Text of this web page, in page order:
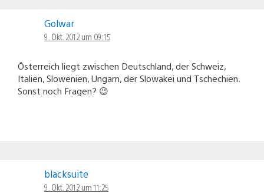
Golwar
9. Okt. 2012 um 09:15
Österreich liegt zwischen Deutschland, der Schweiz,
Italien, Slowenien, Ungarn, der Slowakei und Tschechien.
Sonst noch Fragen? 😉
blacksuite
9. Okt. 2012 um 11:25